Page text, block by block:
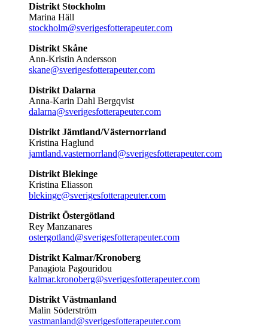
Distrikt Stockholm
Marina Häll
stockholm@sverigesfotterapeuter.com
Distrikt Skåne
Ann-Kristin Andersson
skane@sverigesfotterapeuter.com
Distrikt Dalarna
Anna-Karin Dahl Bergqvist
dalarna@sverigesfotterapeuter.com
Distrikt Jämtland/Västernorrland
Kristina Haglund
jamtland.vasternorrland@sverigesfotterapeuter.com
Distrikt Blekinge
Kristina Eliasson
blekinge@sverigesfotterapeuter.com
Distrikt Östergötland
Rey Manzanares
ostergotland@sverigesfotterapeuter.com
Distrikt Kalmar/Kronoberg
Panagiota Pagouridou
kalmar.kronoberg@sverigesfotterapeuter.com
Distrikt Västmanland
Malin Söderström
vastmanland@sverigesfotterapeuter.com